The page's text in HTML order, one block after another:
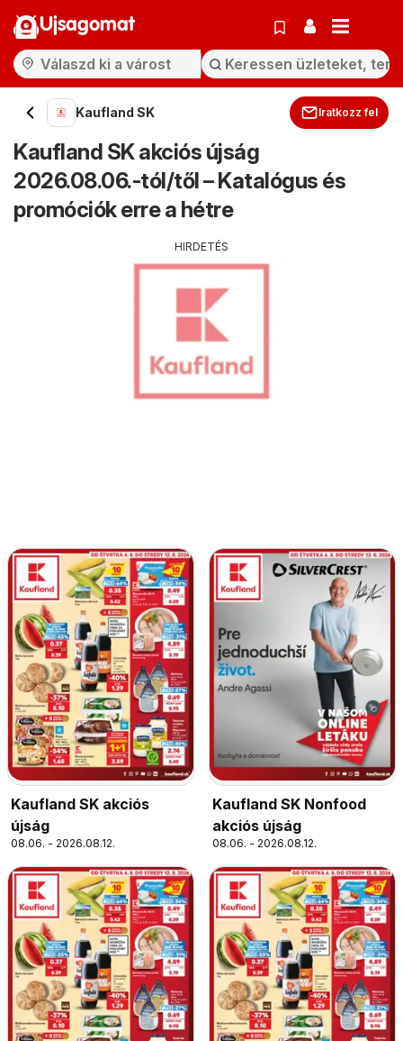
Ujsagomat
Kaufland SK Iratkozz fel
Kaufland SK akciós újság
2026.08.06.-tól/től – Katalógus és
promóciók erre a hétre
HIRDETÉS
Kaufland SK akciós
újság
08.06. - 2026.08.12.
Kaufland SK Nonfood
akciós újság
08.06. - 2026.08.12.